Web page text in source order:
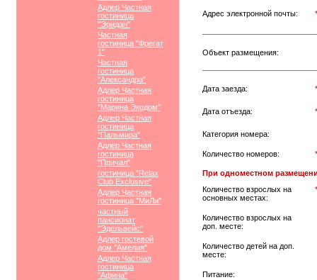
Адлер Частная
гостиница
"Эридан"
Частная
гостиница "Фрегат
1"
Частная
гостиница
"Александра"
Адлер Частная
гостиница
"Марина Экодом"
Адлер Частная
гостиница
"Пальмира"
Адлер Частная
гостиница
"Причал"
гостиница "Relax
Club Exclusive"
Адлер Частная
гостиница "МиЛи"
частный
пансионат
"Эдельвейс"
Адлер гостевой
дом "Амелия"
Адлер Частная
гостиница
"Афина"
Адрес электронной почты: *
Объект размещения:
Дата заезда: *
Дата отъезда: *
Категория номера:
Количество номеров: *
При одноместном
Количество взрослых на
основных местах:
*
Количество взрослых на
доп. месте:
Количество детей на доп.
месте:
Питание: